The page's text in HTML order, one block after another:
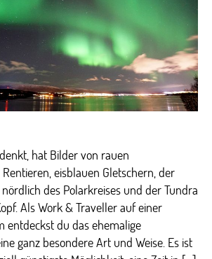
Eindrücke
unserer
Teilnehmer
hat Bilder von rauen
eisblauen Gletschern, der
des Polarkreises und der Tundra
Als Work & Traveller auf einer
entdeckst du das ehemalige
ganz besondere Art und Weise. Es ist